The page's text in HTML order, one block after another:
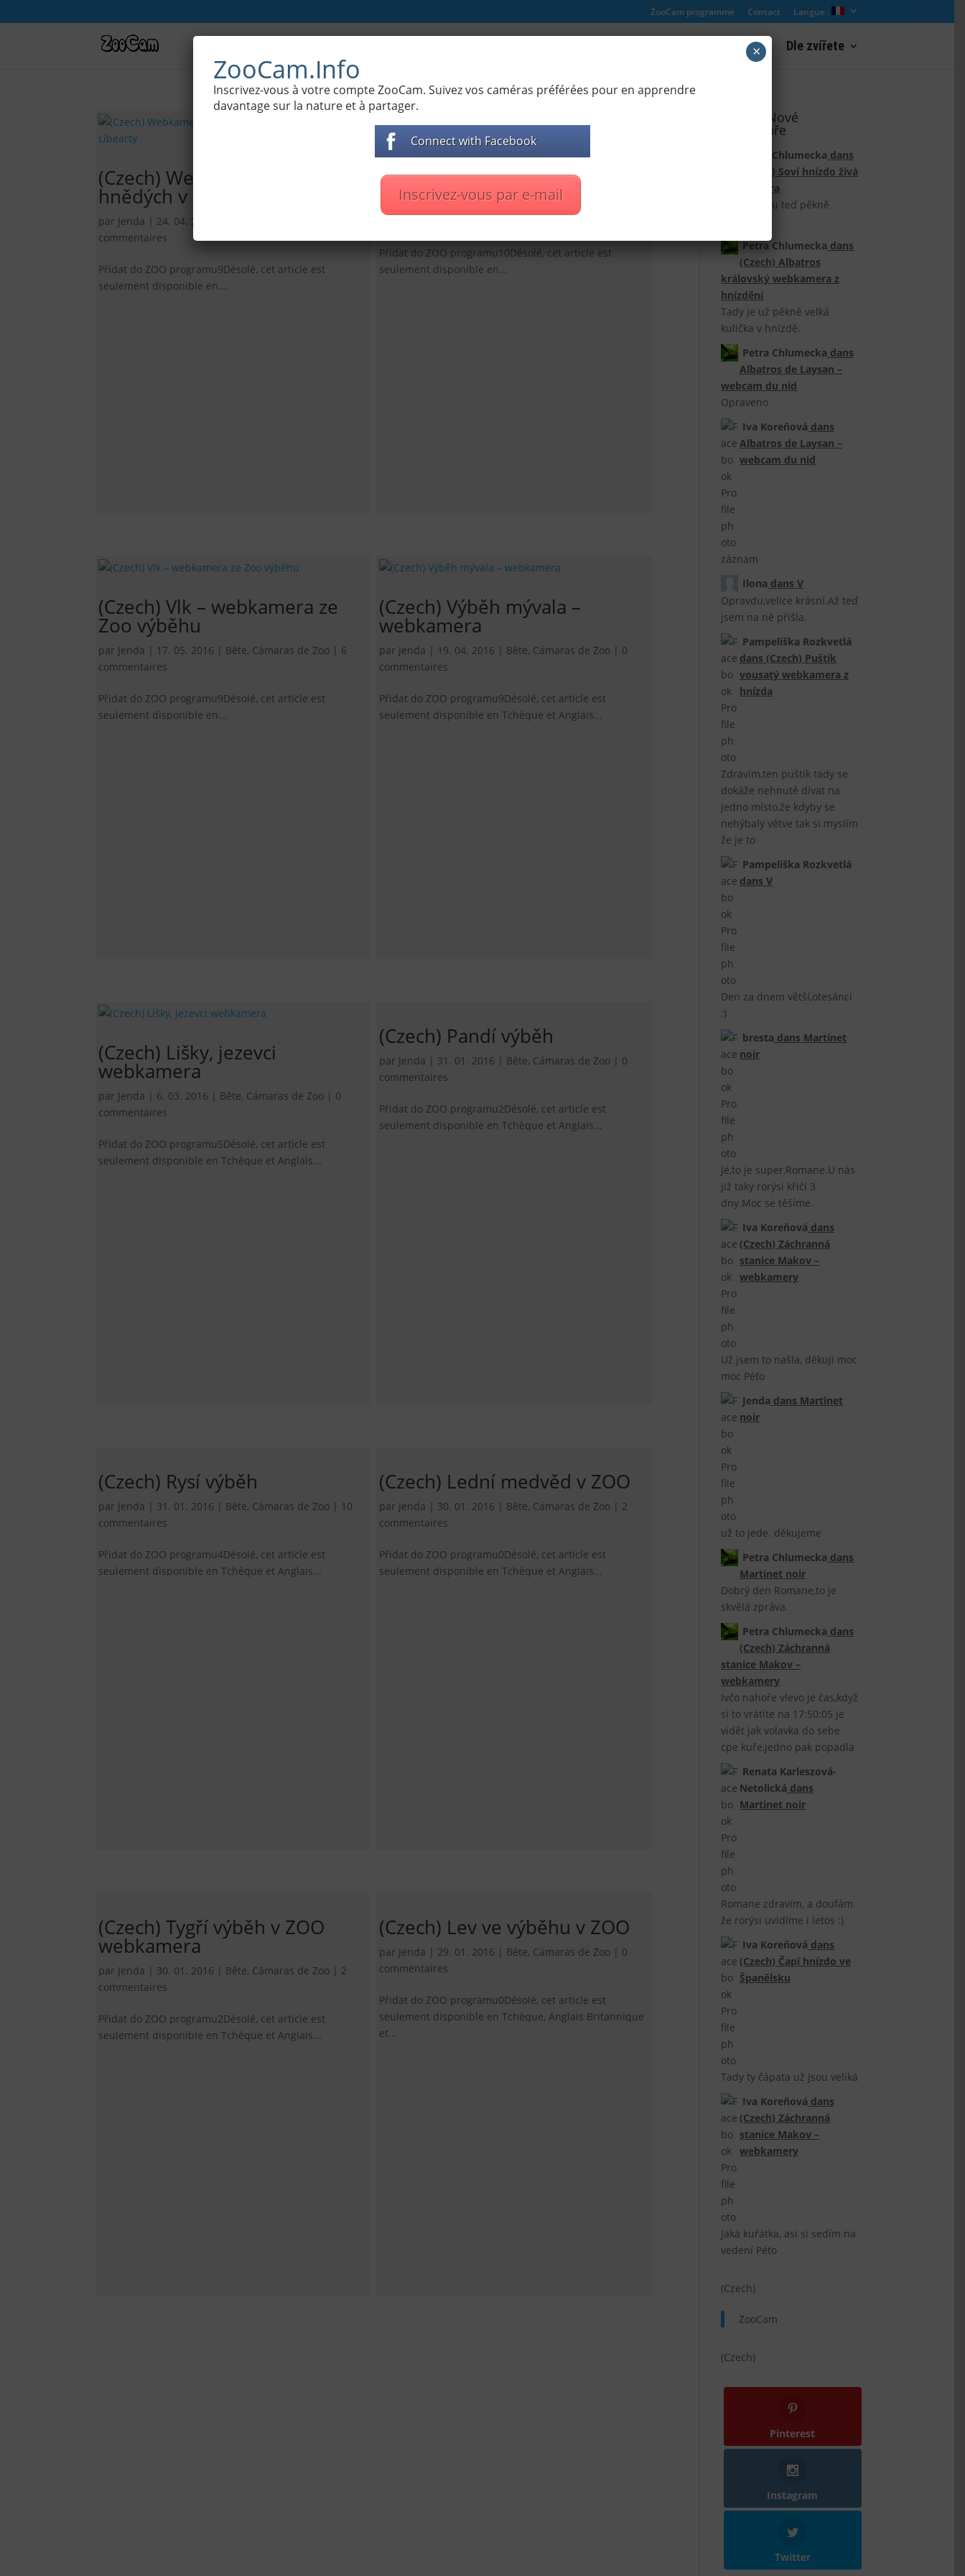
ZooCam programme Contact Langue :
Webcam paysage Dle zvířete
(Czech) Webkamera medvědů
hnědých v rezervaci Libearty
par Jenda | 24. 04. 2017
commentaires
Přidat do ZOO programu9Désolé, cet article est
seulement disponible en...
(Czech) Panda červená
webkamera z výběhu
Jenda| 27. 02. 2017 |Bête, Cámaras de Zoo
Přidat do ZOO programu10Désolé, cet article est
seulement disponible en...
(Czech) Vlk – webkamera ze
Zoo výběhu
par Jenda | 17. 05. 2016 | Bête, Cámaras de Zoo| 6
commentaires
Přidat do ZOO programu9Désolé, cet article est
seulement disponible en...
(Czech) Výběh mývala –
webkamera
par Jenda | 19. 04. 2016 | Bête, Cámaras de Zoo | 0
commentaires
Přidat do ZOO programu9Désolé, cet article est
seulement disponible en Tchèque et Anglais...
(Czech) Lišky, jezevci
webkamera
par Jenda | 6. 03. 2016 | Bête, Cámaras de Zoo| 0
commentaires
Přidat do ZOO programu5Désolé, cet article est
seulement disponible en Tchèque et Anglais...
(Czech) Pandí výběh
par Jenda | 31. 01. 2016 | Bête, Cámaras de Zoo | 0
commentaires
Přidat do ZOO programu2Désolé, cet article est
seulement disponible en Tchèque et Anglais...
(Czech) Rysí výběh
par Jenda | 31. 01. 2016 | Bête, Cámaras de Zoo| 10
commentaires
Přidat do ZOO programu4Désolé, cet article est
seulement disponible en Tchèque et Anglais...
(Czech) Lední medvěd v ZOO
par Jenda | 30. 01. 2016 | Bête, Cámaras de Zoo | 2
commentaires
Přidat do ZOO programu0Désolé, cet article est
seulement disponible en Tchèque et Anglais...
(Czech) Tygří výběh v ZOO
webkamera
par Jenda | 30. 01. 2016 | Bête, Cámaras de Zoo| 2
commentaires
Přidat do ZOO programu2Désolé, cet article est
seulement disponible en Tchèque et Anglais...
(Czech) Lev ve výběhu v ZOO
par Jenda | 29. 01. 2016 | Bête, Cámaras de Zoo | 0
commentaires
Přidat do ZOO programu0Désolé, cet article est
seulement disponible en Tchèque, Anglais Britannique
et...
(Czech) Nové
komentáře
Petra Chlumecka dans
(Czech) Soví hnízdo živá
webkamera
Sovičky jsou teď pěkně
Petra Chlumecka dans
(Czech) Albatros
královský webkamera z
hnízdění
Tady je už pěkně velká
kulička v hnízdě.
Petra Chlumecka dans
Albatros de Laysan –
webcam du nid
Opraveno
Iva Koreňová dans
Albatros de Laysan –
webcam du nid
záznam
Ilona dansV
Opravdu,velice krásní.Až teď
jsem na ně přišla.
Pampeliška Rozkvetlá
dans (Czech) Puštík
vousatý webkamera z
hnízda
Zdravím,ten puštík tady se
dokáže nehnutě dívat na
jedno místo,že kdyby se
nehýbaly větve tak si myslím
že je to
Pampeliška Rozkvetlá
dansV
Den za dnem větší,otesánci
:)
bresta dans Martinet
noir
Jé,to je super,Romane.U nás
již taky rorýsi křičí 3
dny.Moc se těšíme.
Iva Koreňová dans
(Czech) Záchranná
stanice Makov –
webkamery
Už jsem to našla, děkuji moc
moc Péťo
Jenda dans Martinet
noir
už to jede. děkujeme
Petra Chlumecka dans
Martinet noir
Dobrý den Romane,to je
skvělá zpráva.
Petra Chlumecka dans
(Czech) Záchranná
stanice Makov –
webkamery
Ivčo nahoře vlevo je čas,když
si to vrátíte na 17:50:05 je
vidět jak volavka do sebe
cpe kuře,jedno pak popadla
Renata Karleszová-
Netolická dans
Martinet noir
Romane zdravím, a doufám
že rorýsi uvidíme i letos :)
Iva Koreňová dans
(Czech) Čapí hnízdo ve
Španělsku
Tady ty čápata už jsou veliká
Iva Koreňová dans
(Czech) Záchranná
stanice Makov –
webkamery
Jaká kuřátka, asi si sedím na
vedení Péťo
(Czech)
ZooCam
(Czech)
Pinterest
Instagram
Twitter
ZooCam.Info
Inscrivez-vous à votre compte ZooCam. Suivez vos caméras préférées pour en apprendre
davantage sur la nature et à partager.
Connect with Facebook
Inscrivez-vous par e-mail
×